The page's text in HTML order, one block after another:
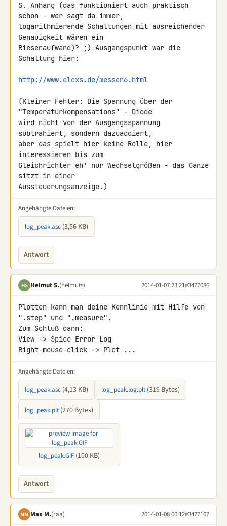
S. Anhang (das funktioniert auch praktisch
schon - wer sagt da immer,
logarithmierende Schaltungen mit ausreichender
Genauigkeit wären ein
Riesenaufwand)? ;) Ausgangspunkt war die
Schaltung hier:
http://www.elexs.de/messen6.html
(Kleiner Fehler: Die Spannung über der
"Temperaturkompensations" - Diode
wird nicht von der Ausgangsspannung
subtrahiert, sondern dazuaddiert,
aber das spielt hier keine Rolle, hier
interessieren bis zum
Gleichrichter eh' nur Wechselgrößen - das Ganze
sitzt in einer
Aussteuerungsanzeige.)
Angehängte Dateien:
log_peak.asc (3,56 KB)
Antwort
HS Helmut S.(helmuts) 2014-01-07 23:21#3477086
Plotten kann man deine Kennlinie mit Hilfe von
".step" und ".measure".
Zum Schluß dann:
View -> Spice Error Log
Right-mouse-click -> Plot ...
Angehängte Dateien:
log_peak.asc (4,13 KB) log_peak.log.plt(319 Bytes)
log_peak.plt(270 Bytes)
log_peak.GIF (100 KB)
Antwort
MM Max M.(raa) 2014-01-08 00:12#3477107